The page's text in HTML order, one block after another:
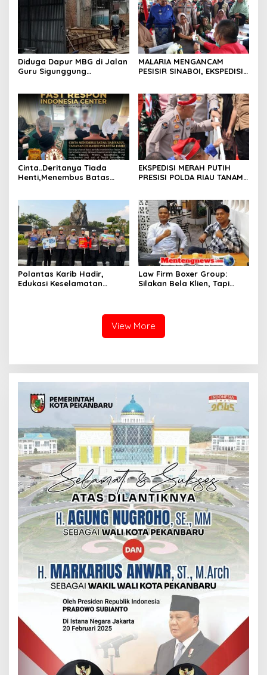
Diduga Dapur MBG di Jalan
Guru Sigunggung
Keluhkan Bau Limbah yang
Menyengat.
MALARIA MENGANCAM
PESISIR SINABOI, EKSPEDISI
PELAYANAN KESEHATAN
GRATIS
Cinta..Deritanya Tiada
Henti,Menembus Batas
EKSPEDISI MERAH PUTIH
PRESISI POLDA RIAU TANAM
BANTUAN UNTUK
MASYARAKAT PESISIR
SINABOI
Polantas Karib Hadir,
Edukasi Keselamatan
Law Firm Boxer Group:
Silakan Bela Klien, Tapi
Wali
View More